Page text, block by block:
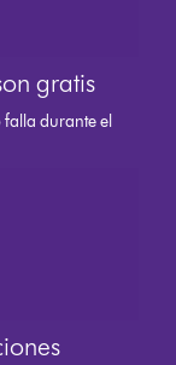
gratis
durante el